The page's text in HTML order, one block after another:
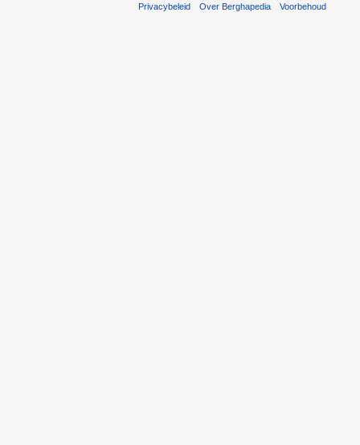
Privacybeleid Over Berghapedia Voorbehoud